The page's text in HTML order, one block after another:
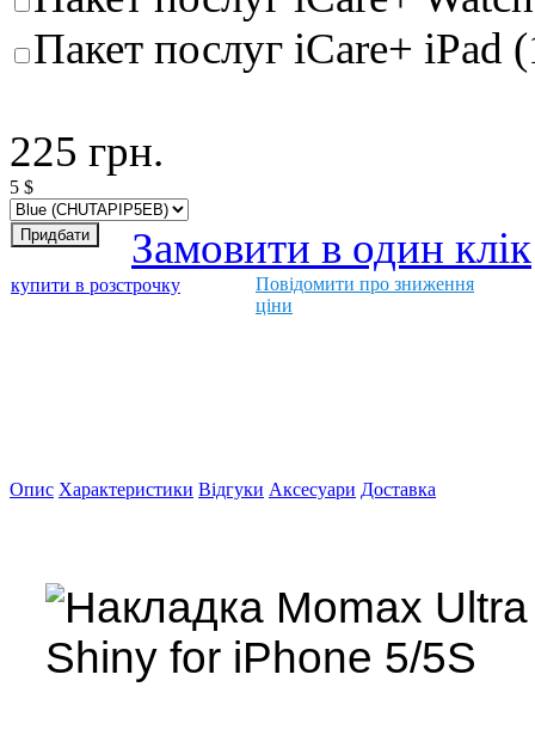
Пакет послуг iCare+ iPad
225 грн.
5 $
Замовити в один клік
купити в розстрочку
Повідомити про зниження
ціни
Опис Характеристики Відгуки Аксесуари Доставка